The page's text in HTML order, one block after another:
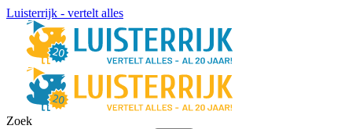
Luisterrijk - vertelt alles
Zoek